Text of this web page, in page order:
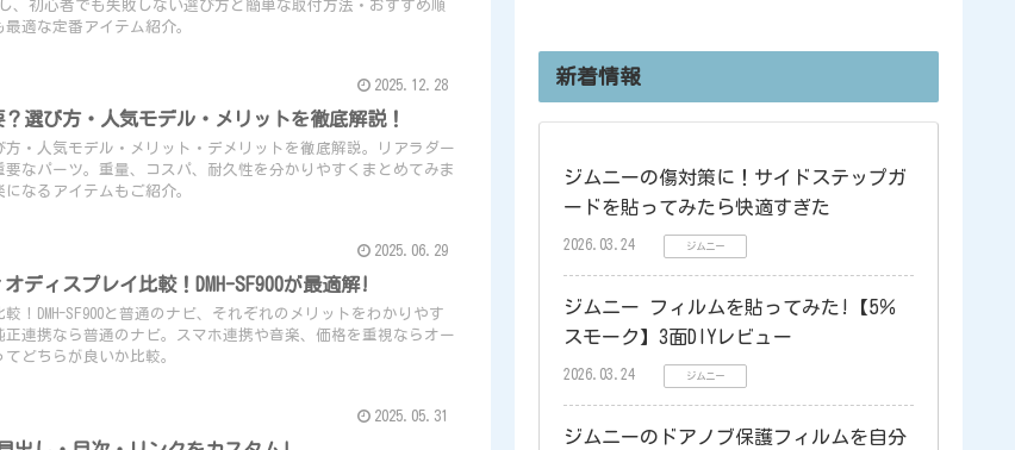
、初心者でも失敗しない選び方と簡単な取付方法・おすすめ順
適な定番アイテム紹介。
2025.12.28
選び方・人気モデル・メリットを徹底解説！
・人気モデル・メリット・デメリットを徹底解説。リアラダー
なパーツ。重量、コスパ、耐久性を分かりやすくまとめてみま
なるアイテムもご紹介。
2025.06.29
ディスプレイ比較！DMH-SF900が最適解!
！DMH-SF900と普通のナビ、それぞれのメリットをわかりやす
連携なら普通のナビ。スマホ連携や音楽、価格を重視ならオー
どちらが良いか比較。
2025.05.31
新着情報
ジムニーの傷対策に！サイドステップガ
ードを貼ってみたら快適すぎた
2026.03.24 ジムニー
ジムニー フィルムを貼ってみた!【5％
スモーク】3面DIYレビュー
2026.03.24 ジムニー
ジムニーのドアノブ保護フィルムを自分